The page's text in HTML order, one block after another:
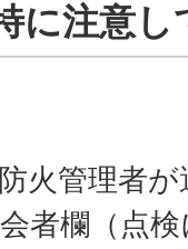
に注意
火管理者
者欄（点